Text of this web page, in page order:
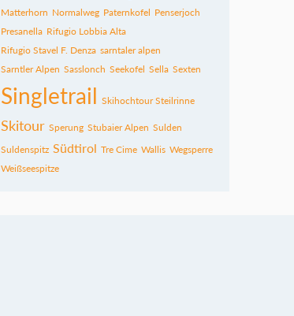
Matterhorn Normalweg Paternkofel Penserjoch
Presanella Rifugio Lobbia Alta
Rifugio Stavel F. Denza sarntaler alpen
Sarntler Alpen Sasslonch Seekofel Sella Sexten
Singletrail Skihochtour Steilrinne
Skitour Sperung Stubaier Alpen Sulden
Suldenspitz Südtirol Tre Cime Wallis Wegsperre
Weißseespitze